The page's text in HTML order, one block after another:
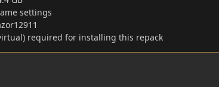
settings
required for installing this repack